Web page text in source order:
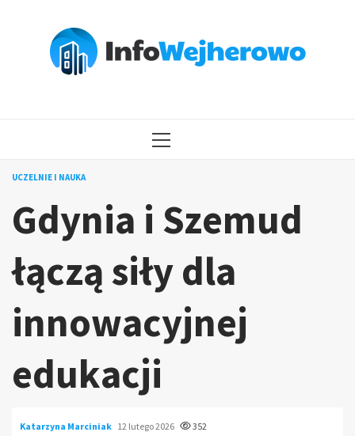
MENU
UCZELNIE I NAUKA
Gdynia i Szemud
łączą siły dla
innowacyjnej
edukacji
Katarzyna Marciniak 12 lutego 2026 352